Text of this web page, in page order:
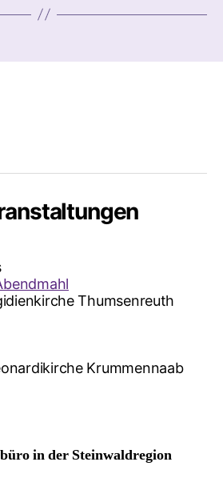
Thumsenreuth
Krummennaab
in der Steinwaldregion